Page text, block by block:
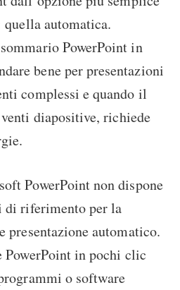
automatica.
PowerPoint in
bene per presentazioni
complessi e quando il
diapositive, richiede
PowerPoint non dispone
di riferimento per la
presentazione automatico.
PowerPoint in pochi clic
o software